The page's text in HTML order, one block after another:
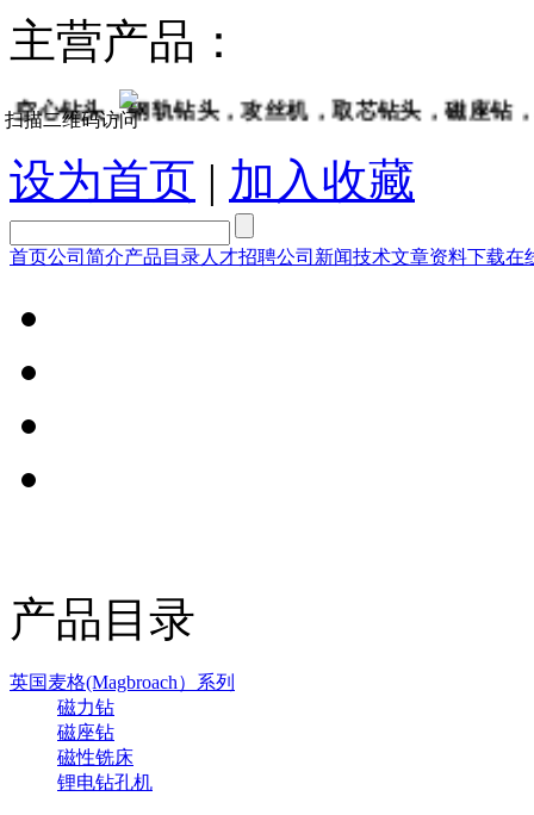
主营产品：
钻头，钢轨钻头，攻丝机，取芯钻头，磁座钻，坡
设为首页 | 加入收藏
首页公司简介产品目录人才招聘公司新闻技术文章资料下载在
产品目录
英国麦格(Magbroach）系列
磁力钻
磁座钻
磁性铣床
锂电钻孔机
扫描二维码访问